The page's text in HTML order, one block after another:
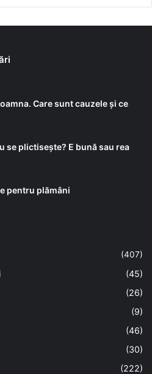
Care sunt cauzele și ce
se plictisește? E bună sau rea
pentru plămâni
(407)
(45)
(26)
(9)
(46)
(30)
(222)